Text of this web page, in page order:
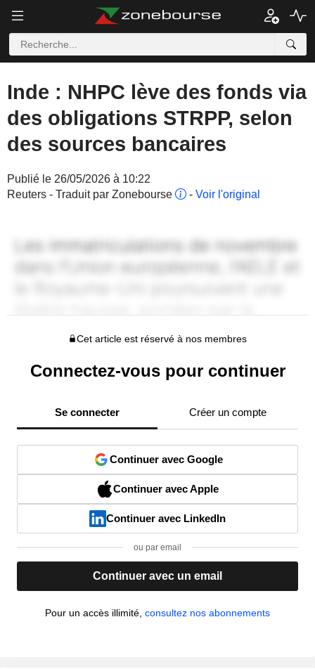
Inde : NHPC lève des fonds via
des obligations STRPP, selon
des sources bancaires
Publié le 26/05/2026 à 10:22
Reuters - Traduit par Zonebourse
- Voir l'original
Cet article est réservé à nos membres
Connectez-vous pour continuer
Se connecter Créer un compte
Continuer avec Google
Continuer avec Apple
Continuer avec LinkedIn
ou par email
Continuer avec un email
Pour un accès illimité, consultez nos abonnements